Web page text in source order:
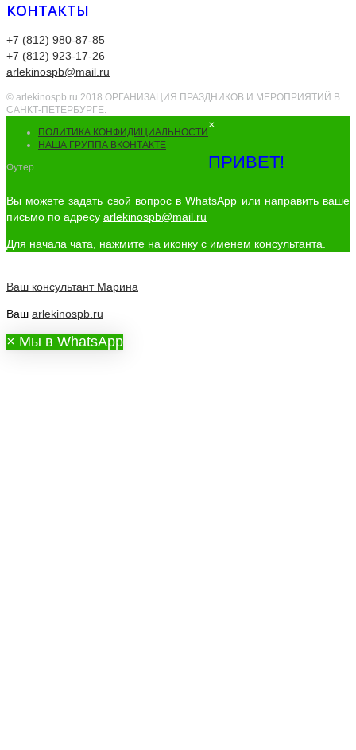
КОНТАКТЫ
+7 (812) 980-87-85
+7 (812) 923-17-26
arlekinospb@mail.ru
© arlekinospb.ru 2018 ОРГАНИЗАЦИЯ ПРАЗДНИКОВ И МЕРОПРИЯТИЙ В
САНКТ-ПЕТЕРБУРГЕ.
ПОЛИТИКА КОНФИДИЦИАЛЬНОСТИ
НАША ГРУППА ВКОНТАКТЕ
Футер
×
ПРИВЕТ!
Вы можете задать свой вопрос в WhatsApp или направить ваше
письмо по адресу arlekinospb@mail.ru
Для начала чата, нажмите на иконку с именем консультанта.
Ваш консультант Марина
Ваш arlekinospb.ru
× Мы в WhatsApp